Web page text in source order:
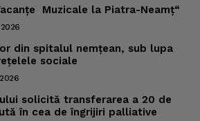
Muzicale la Piatra-Neamţ“
din spitalul nemţean, sub lupa
sociale
solicită transferarea a 20 de
în cea de îngrijiri palliative